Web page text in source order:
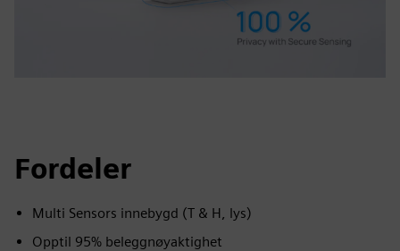
Fordeler
Multi Sensors innebygd (T & H, lys)
Opptil 95% beleggnøyaktighet